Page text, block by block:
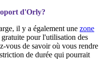
d'Orly?
il y a également une zone
pour l'utilisation des
vous de savoir où vous rendre
de durée qui pourrait